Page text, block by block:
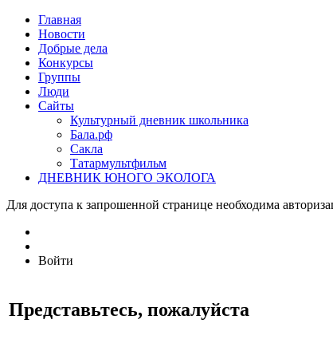
Главная
Новости
Добрые дела
Конкурсы
Группы
Люди
Сайты
Культурный дневник школьника
Бала.рф
Сакла
Татармультфильм
ДНЕВНИК ЮНОГО ЭКОЛОГА
Для доступа к запрошенной странице необходима
Войти
Представьтесь, пожалуйста